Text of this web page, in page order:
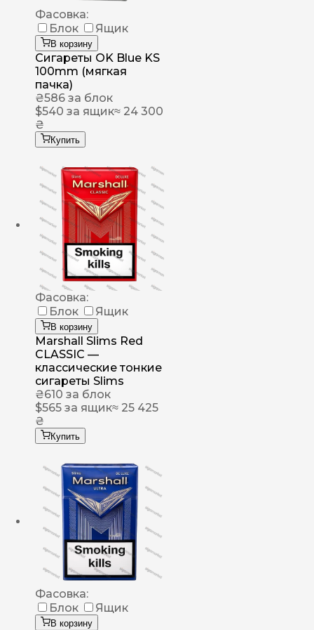
Фасовка:
Блок
Ящик
В корзину
Сигареты OK Blue KS
100mm (мягкая
пачка)
₴586 за блок
$540 за ящик≈ 24 300
₴
Купить
Фасовка:
Блок
Ящик
В корзину
Marshall Slims Red
CLASSIC —
классические тонкие
сигареты Slims
₴610 за блок
$565 за ящик≈ 25 425
₴
Купить
Фасовка:
Блок
Ящик
В корзину